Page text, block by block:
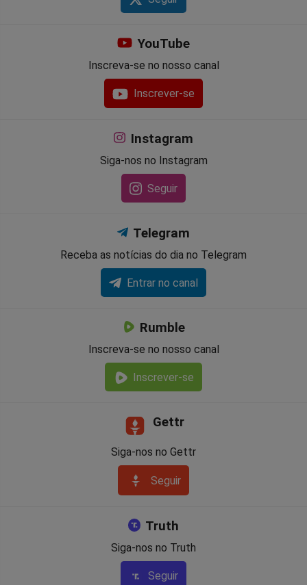
YouTube
Inscreva-se no nosso canal
Inscrever-se
Instagram
Siga-nos no Instagram
Seguir
Telegram
Receba as notícias do dia no Telegram
Entrar no canal
Rumble
Inscreva-se no nosso canal
Inscrever-se
Gettr
Siga-nos no Gettr
Seguir
Truth
Siga-nos no Truth
Seguir